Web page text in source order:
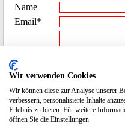
Name
Email*
Beitrag**
Spamcode
eingeben
2970
Wir verwenden Cookies
Wir können diese zur Analyse unserer
verbessern, personalisierte Inhalte
Erlebnis zu bieten. Für weitere
öffnen Sie die Einstellungen.